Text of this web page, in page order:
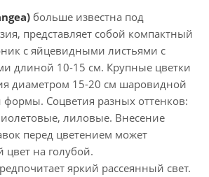
больше известна под
представляет собой компактный
с яйцевидными листьями с
длиной 10-15 см. Крупные цветки
диаметром 15-20 см шаровидной
Соцветия разных оттенков:
лиловые. Внесение
перед цветением может
на голубой.
яркий рассеянный свет.